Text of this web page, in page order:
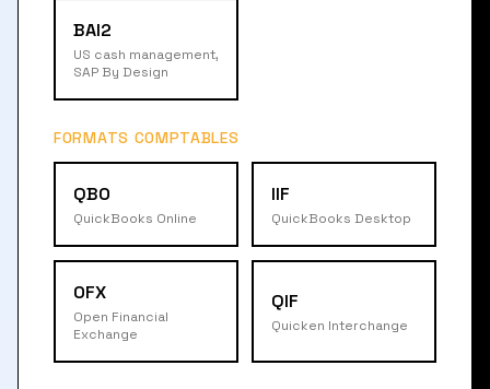
BAI2
US cash management,
SAP By Design
FORMATS COMPTABLES
QBO
QuickBooks Online
IIF
QuickBooks Desktop
OFX
Open Financial
Exchange
QIF
Quicken Interchange